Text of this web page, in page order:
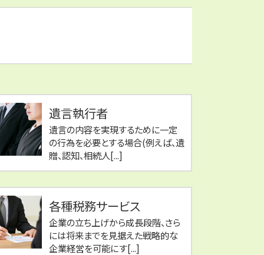
遺言執行者
遺言の内容を実現するために一定
の行為を必要とする場合(例えば、遺
贈、認知、相続人[...]
各種税務サービス
企業の立ち上げから成長段階、さら
には将来までを見据えた戦略的な
企業経営を可能にす[...]